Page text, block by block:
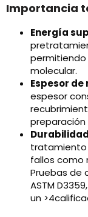
Importancia
Energía
permitiendo
molecular.
Espesor
espesor
tratamiento
fallos como
Pruebas de
ASTM
un